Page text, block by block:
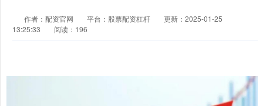
作者：配资官网 平台：股票配资杠杆
更新：2025-01-25
13:25:33
阅读：196